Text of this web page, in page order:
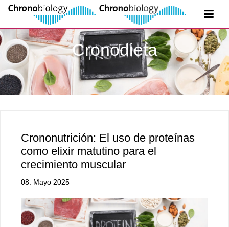
Cronodieta
Crononutrición: El uso de proteínas
como elixir matutino para el
crecimiento muscular
08. Mayo 2025